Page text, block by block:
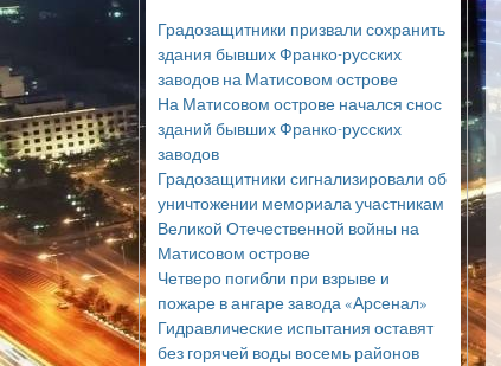
Градозащитники призвали сохранить
здания бывших Франко-русских
заводов на Матисовом острове
На Матисовом острове начался снос
зданий бывших Франко-русских
заводов
Градозащитники сигнализировали об
уничтожении мемориала участникам
Великой Отечественной войны на
Матисовом острове
Четверо погибли при взрыве и
пожаре в ангаре завода «Арсенал»
Гидравлические испытания оставят
без горячей воды восемь районов